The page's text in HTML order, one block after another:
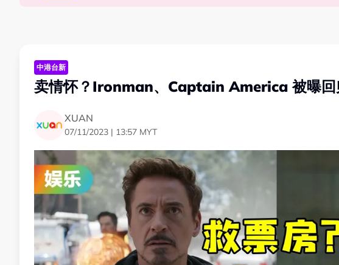
中港台新
卖情怀？Ironman、Captain America 被曝回
XUAN
07/11/2023 | 13:57 MYT